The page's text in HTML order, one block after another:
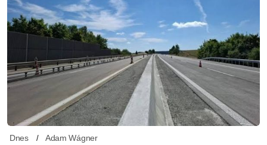
Dnes Adam Wágner